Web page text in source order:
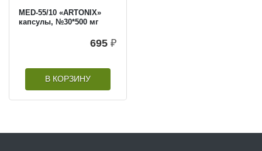
MED-55/10 «ARTONIX»
капсулы, №30*500 мг
695 ₽
В КОРЗИНУ